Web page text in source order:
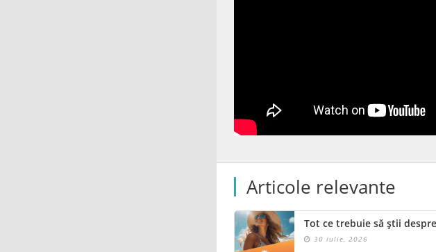
Articole relevante
Tot ce trebuie să știi
30 iulie, 2026